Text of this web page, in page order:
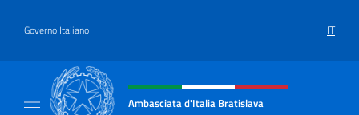
Governo Italiano IT
Intestazione sito, social e menù
Ambasciata d'Italia Bratislava